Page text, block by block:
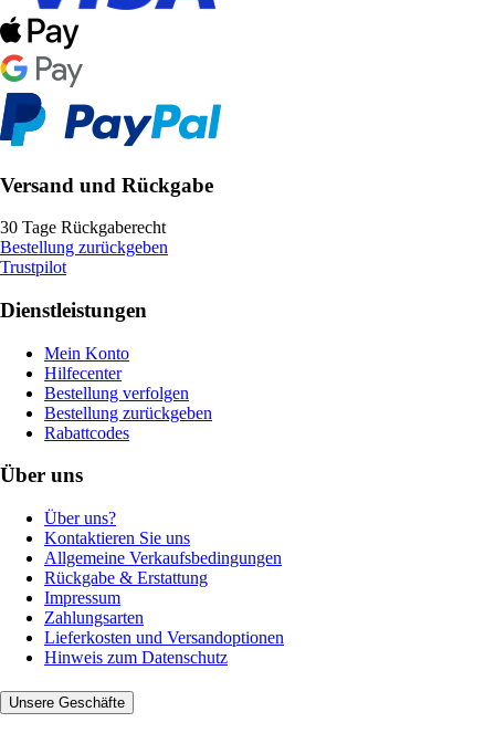
Versand und Rückgabe
30 Tage Rückgaberecht
Bestellung zurückgeben
Trustpilot
Dienstleistungen
Mein Konto
Hilfecenter
Bestellung verfolgen
Bestellung zurückgeben
Rabattcodes
Über uns
Über uns?
Kontaktieren Sie uns
Allgemeine Verkaufsbedingungen
Rückgabe & Erstattung
Impressum
Zahlungsarten
Lieferkosten und Versandoptionen
Hinweis zum Datenschutz
Unsere Geschäfte